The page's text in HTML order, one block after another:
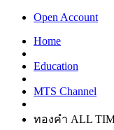
Open Account
Home
Education
MTS Channel
ทองคำ ALL